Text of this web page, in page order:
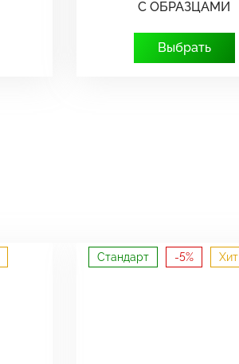
С ОБРАЗЦАМИ
Выбрать
Стандарт -5% Хит